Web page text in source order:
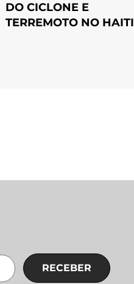
DO CICLONE E
TERREMOTO NO HAITI
RECEBER